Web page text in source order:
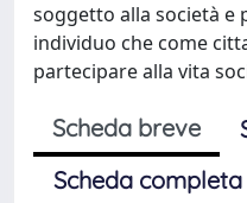
soggetto alla società e
individuo che come
partecipare alla vita
Scheda breve
Scheda completa